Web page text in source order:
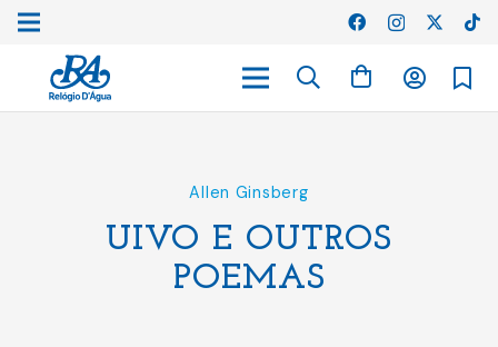
Allen Ginsberg
UIVO E OUTROS
POEMAS